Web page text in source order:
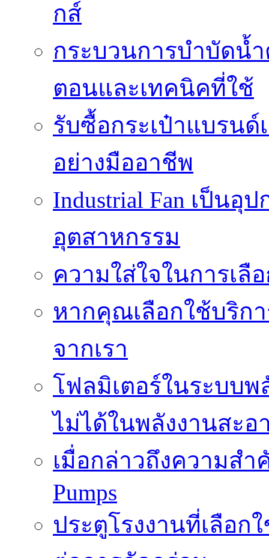
กส์
กระบวนการบำบัดน้
ตอนและเทคนิคที่ใช้
รับซื้อกระเป๋าแบรนด์
อย่างมืออาชีพ
Industrial Fan เป็น
อุตสาหกรรม
ความใส่ใจในการเ
หากคุณเลือกใช้บริก
จากเรา
โฟลมิเตอร์ในระบบ
ไม่ได้ในพลังงานสะอ
เมื่อกล่าวถึงความสำ
Pumps
ประตูโรงงานที่เลือ